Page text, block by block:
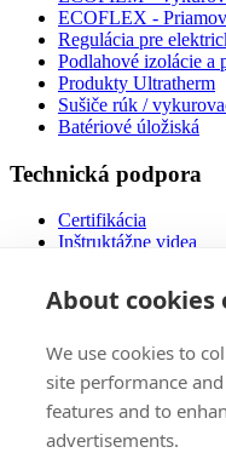
ECOFLEX -
Regulácia pre
Podlahové izolácie a
Produkty Ultratherm
Sušiče rúk /
Batériové úložiská
Technická podpora
Certifikácia
Inštruktážne videa
Návrh podlahového
Často kladené otázky
Nízkoenergetické
Predaj
About cookies
We use cookies to
site performance
features and to
advertisements.